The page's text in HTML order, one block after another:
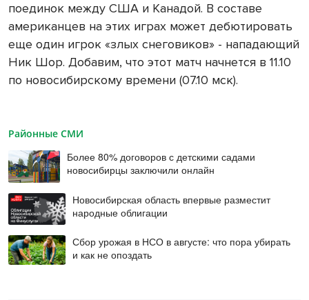
поединок между США и Канадой. В составе
американцев на этих играх может дебютировать
еще один игрок «злых снеговиков» - нападающий
Ник Шор. Добавим, что этот матч начнется в 11.10
по новосибирскому времени (07.10 мск).
Районные СМИ
Более 80% договоров с детскими садами
новосибирцы заключили онлайн
Новосибирская область впервые разместит
народные облигации
Сбор урожая в НСО в августе: что пора убирать
и как не опоздать